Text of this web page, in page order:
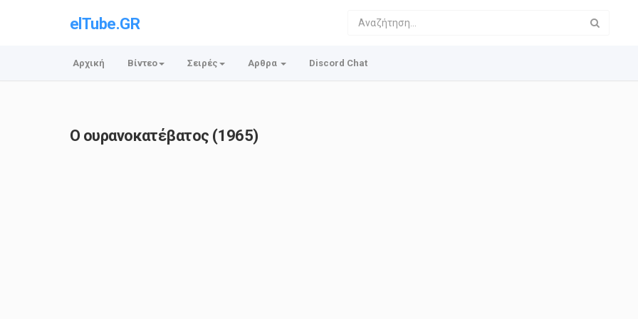
elTube.GR
Αρχική Βίντεο Σειρές Αρθρα Discord Chat
Ο ουρανοκατέβατος (1965)